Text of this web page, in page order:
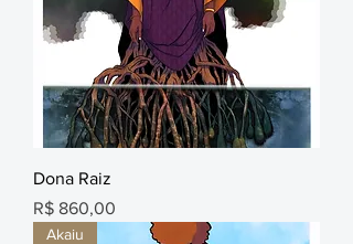
Dona Raiz
Preço
R$ 860,00
Akaiu